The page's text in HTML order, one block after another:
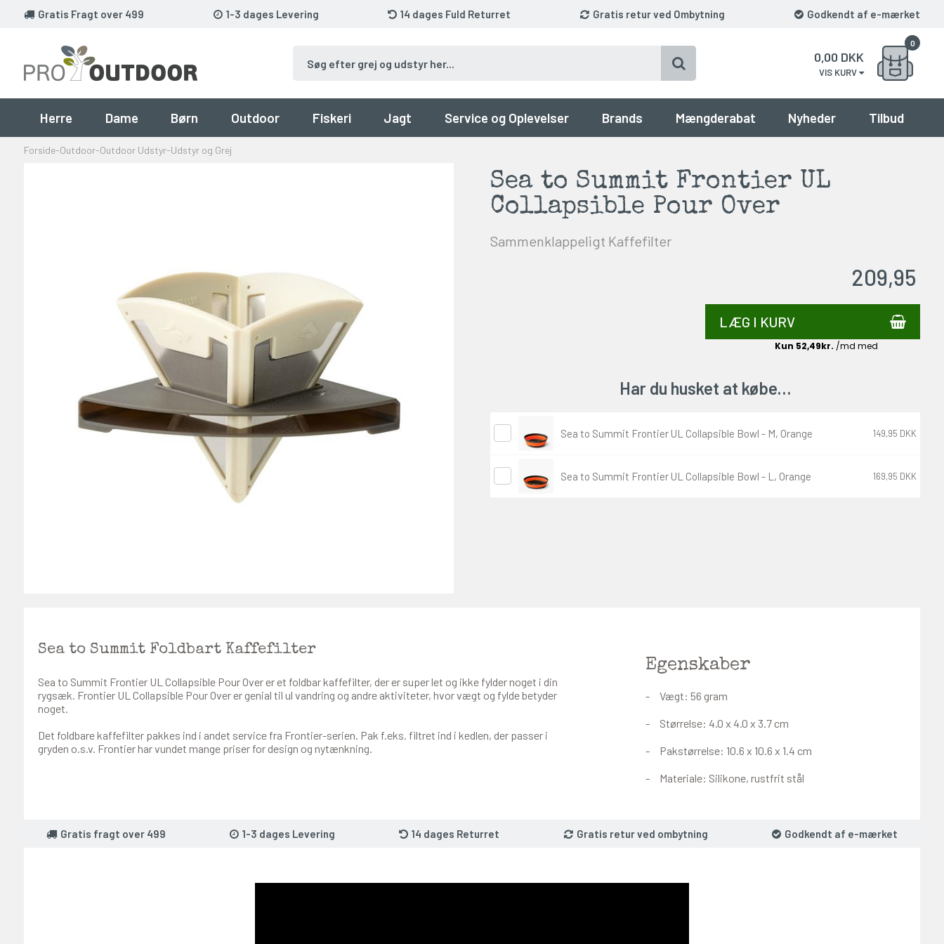
Gratis Fragt over 499 1-3 dages Levering 14 dages Fuld Returret Gratis retur ved Ombytning Godkendt af e-mærket
0
0,00 DKK
VIS KURV
Herre Dame Børn Outdoor Fiskeri Jagt Service og Oplevelser Brands Mængderabat Nyheder Tilbud
Forside-Outdoor-Outdoor Udstyr-Udstyr og Grej
Sea to Summit Frontier UL
Collapsible Pour Over
Sammenklappeligt Kaffefilter
209,95
LÆG I KURV
Har du husket at købe…
Sea to Summit Frontier UL Collapsible Bowl - M, Orange 149,95 DKK
Sea to Summit Frontier UL Collapsible Bowl - L, Orange 169,95 DKK
Sea to Summit Foldbart Kaffefilter
Sea to Summit Frontier UL Collapsible Pour Over er et foldbar kaffefilter, der er super let og ikke fylder noget i din
rygsæk. Frontier UL Collapsible Pour Over er genial til ul vandring og andre aktiviteter, hvor vægt og fylde betyder
noget.
Det foldbare kaffefilter pakkes ind i andet service fra Frontier-serien. Pak f.eks. filtret ind i kedlen, der passer i
gryden o.s.v. Frontier har vundet mange priser for design og nytænkning.
Egenskaber
Vægt: 56 gram
Størrelse: 4.0 x 4.0 x 3.7 cm
Pakstørrelse: 10.6 x 10.6 x 1.4 cm
Materiale: Silikone, rustfrit stål
Gratis fragt over 499 1-3 dages Levering 14 dages Returret Gratis retur ved ombytning Godkendt af e-mærket